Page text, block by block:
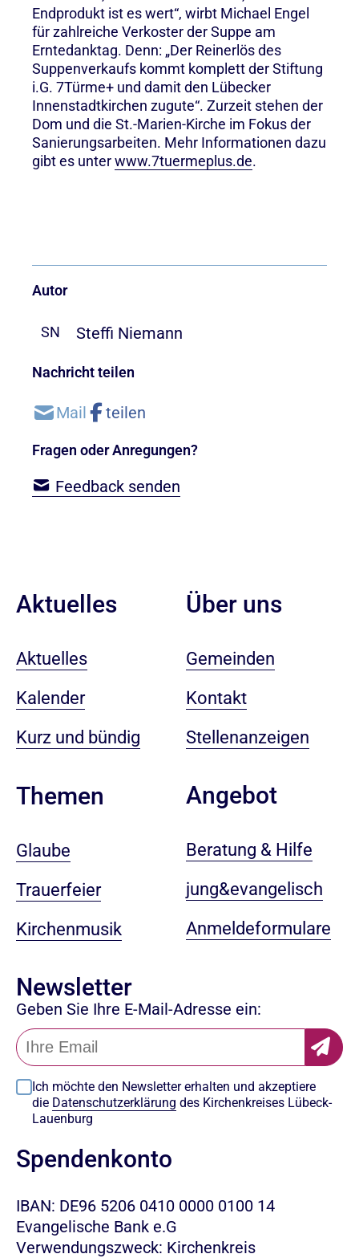
Endprodukt ist es wert“, wirbt Michael Engel
für zahlreiche Verkoster der Suppe am
Erntedanktag. Denn: „Der Reinerlös des
Suppenverkaufs kommt komplett der Stiftung
i.G. 7Türme+ und damit den Lübecker
Innenstadtkirchen zugute“. Zurzeit stehen der
Dom und die St.-Marien-Kirche im Fokus der
Sanierungsarbeiten. Mehr Informationen dazu
gibt es unterwww.7tuermeplus.de.
Autor
SN Steffi Niemann
Fragen oder Anregungen?
Feedback senden
Nachricht teilen
Aktuelles
Aktuelles
Kalender
Kurz und bündig
Themen
Glaube
Trauerfeier
Kirchenmusik
Über uns
Gemeinden
Kontakt
Stellenanzeigen
Angebot
Beratung & Hilfe
jung&evangelisch
Anmeldeformulare
Newsletter
Geben Sie Ihre E-Mail-Adresse ein:
Ich möchte den Newsletter erhalten und akzeptiere
die Datenschutzerklärung des Kirchenkreises Lübeck-
Lauenburg
Spendenkonto
IBAN: DE96 5206 0410 0000 0100 14
Evangelische Bank e.G
Verwendungszweck: Kirchenkreis